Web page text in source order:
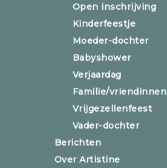
Open inschrijving
Kinderfeestje
Moeder-dochter
Babyshower
Verjaardag
Familie/vriendinnen
Vrijgezellenfeest
Vader-dochter
Berichten
Over Artistine